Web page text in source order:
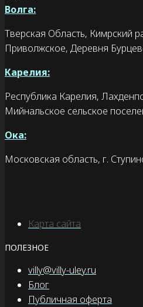
Волга:
Тверская Область, Кимрский
Приволжское, Деревня
Карелия:
Республика Карелия,
Мийнальское сельское
Ока:
Московская область, г.
Карта сайта
ПОЛЕЗНОЕ
villy@villy-uley.ru
Блог
Публичная оферта